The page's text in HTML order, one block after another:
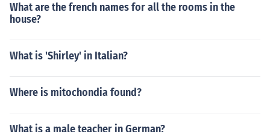
What are the french names for all the rooms in the
house?
What is 'Shirley' in Italian?
Where is mitochondia found?
What is a male teacher in German?